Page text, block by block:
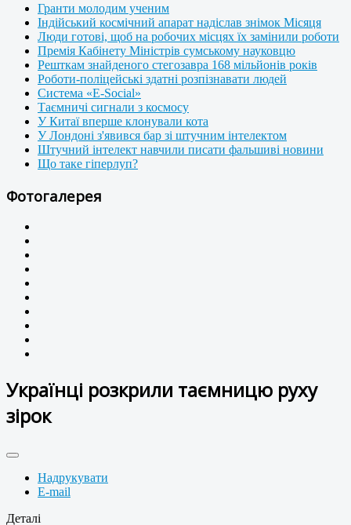
Гранти молодим ученим
Індійський космічний апарат надіслав знімок Місяця
Люди готові, щоб на робочих місцях їх замінили роботи
Премія Кабінету Міністрів сумському науковцю
Решткам знайденого стегозавра 168 мільйонів років
Роботи-поліцейські здатні розпізнавати людей
Система «E-Social»
Таємничі сигнали з космосу
У Китаї вперше клонували кота
У Лондоні з'явився бар зі штучним інтелектом
Штучний інтелект навчили писати фальшиві новини
Що таке гіперлуп?
Фотогалерея
Українці розкрили таємницю руху
зірок
Надрукувати
E-mail
Деталі